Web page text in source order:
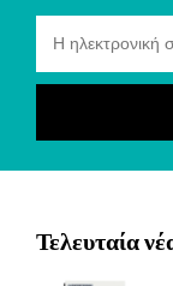
Τελευταία